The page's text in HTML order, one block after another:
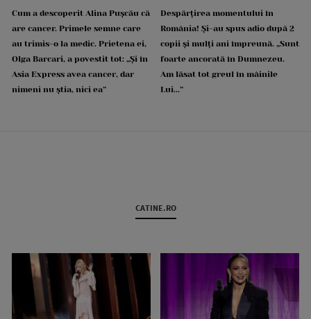
Cum a descoperit Alina Pușcău că
are cancer. Primele semne care
au trimis-o la medic. Prietena ei,
Olga Barcari, a povestit tot: „Și în
Asia Express avea cancer, dar
nimeni nu știa, nici ea”
Despărțirea momentului în
România! Și-au spus adio după 2
copii și mulți ani împreună. „Sunt
foarte ancorată în Dumnezeu.
Am lăsat tot greul în mâinile
Lui...”
CATINE.RO